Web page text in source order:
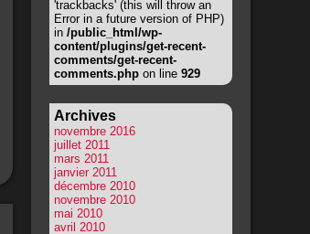
'trackbacks' (this will throw an
Error in a future version of PHP)
in /public_html/wp-
content/plugins/get-recent-
comments/get-recent-
comments.php on line 929
Archives
novembre 2016
juillet 2011
mars 2011
janvier 2011
décembre 2010
novembre 2010
mai 2010
avril 2010